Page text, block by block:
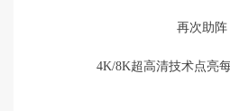
再次助阵
4K/8K超高清技术点亮